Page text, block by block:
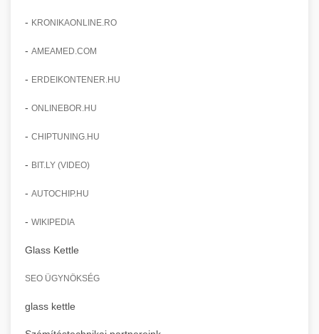
- KRONIKAONLINE.RO
- AMEAMED.COM
- ERDEIKONTENER.HU
- ONLINEBOR.HU
- CHIPTUNING.HU
- BIT.LY (VIDEO)
- AUTOCHIP.HU
- WIKIPEDIA
Glass Kettle
SEO ÜGYNÖKSÉG
glass kettle